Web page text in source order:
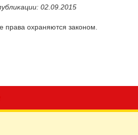
02.09.2015
права охраняются законом.